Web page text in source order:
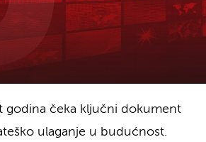
godina čeka ključni dokument
ulaganje u budućnost.